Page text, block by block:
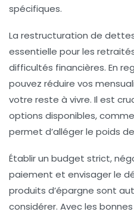
spécifiques.
La restructuration de
essentielle pour les
difficultés financières. En
pouvez réduire vos
votre reste à vivre. Il est
options disponibles,
permet d’alléger le poids
Établir un budget strict,
paiement et envisager le
produits d’épargne sont
considérer. Avec les